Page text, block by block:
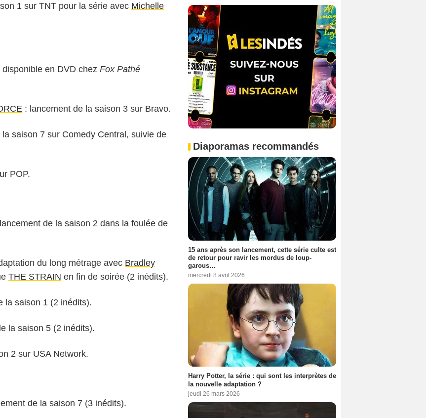
1 sur TNT pour la série avec Michelle
en DVD chez Fox Pathé
: lancement de la saison 3 sur Bravo.
saison 7 sur Comedy Central, suivie de
POP.
de la saison 2 dans la foulée de
du long métrage avec Bradley
THE STRAIN en fin de soirée (2 inédits).
la saison 1 (2 inédits).
la saison 5 (2 inédits).
2 sur USA Network.
de la saison 7 (3 inédits).
Diaporamas recommandés
15 ans après son lancement, cette série culte est
de retour pour ravir les mordus de loup-
garous…
mercredi 8 avril 2026
Harry Potter, la série : qui sont les interprètes de
la nouvelle adaptation ?
jeudi 26 mars 2026